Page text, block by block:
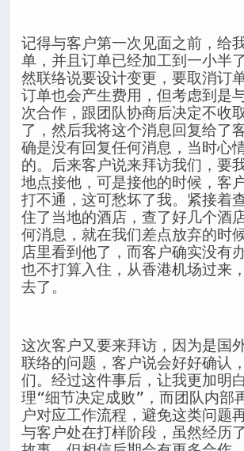
记得与客户第一次见面之前，给
单，并且订单已经加工到一小半
然联络说要设计变更，要取消订
订单也会产生费用，但考虑到是
次合作，跟团队协商后决定不收
了，然后我将这个消息回复给了
确是没有回复任何消息，当时心
的。后来客户说来拜访我们，要
地点接他，可是接他的时候，客
打不通，这可愁坏了我。紧接着
住了当地的酒店，查了好几个酒
何消息，就在我们差点放弃的时
店里看到他了，而客户确实没有
也不打算入住，从香港机场过来
去了。
这次客户又要来拜访，因为是国
联络的问题，客户说会好好确认
们。经过这件事后，让我更加明
理“细节决定成败”，而团队内部
户对应工作流程，避免这类问题
与客户处在打样阶段，虽然经历